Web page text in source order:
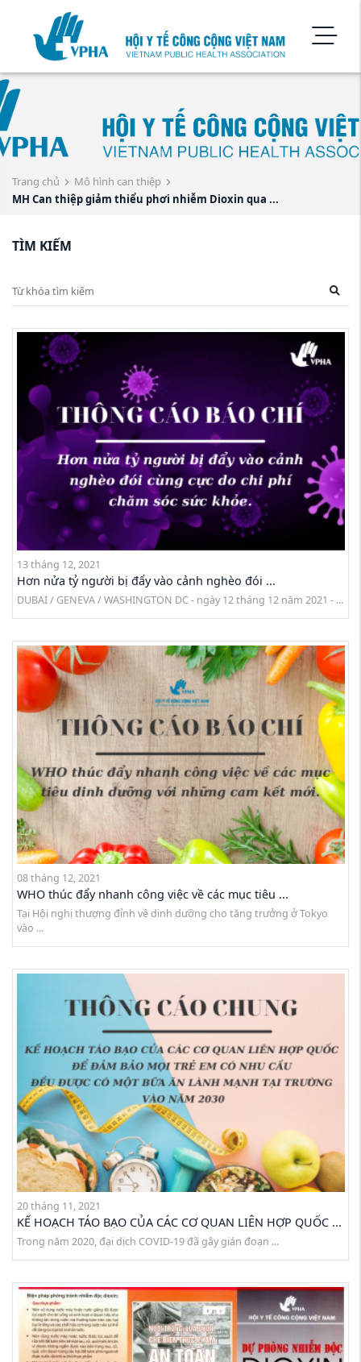
Trang chủ
Mô hình can thiệp
MH Can thiệp giảm thiểu phơi nhiễm Dioxin qua ...
TÌM KIẾM
13 tháng 12, 2021
Hơn nửa tỷ người bị đẩy vào cảnh nghèo đói ...
DUBAI / GENEVA / WASHINGTON DC - ngày 12 tháng 12 năm 2021 - ...
08 tháng 12, 2021
WHO thúc đẩy nhanh công việc về các mục tiêu ...
Tại Hội nghị thượng đỉnh về dinh dưỡng cho tăng trưởng ở Tokyo
vào ...
20 tháng 11, 2021
KẾ HOẠCH TÁO BẠO CỦA CÁC CƠ QUAN LIÊN HỢP QUỐC ...
Trong năm 2020, đại dịch COVID-19 đã gây gián đoạn ...